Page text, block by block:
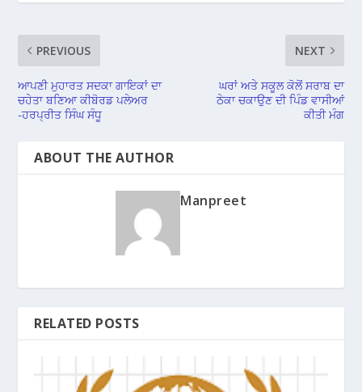
PREVIOUS
ਆਪਣੀ ਮੁਹਾਰਤ ਸਦਕਾ ਗਾਇਕਾਂ ਦਾ
ਚਹੇਤਾ ਬਣਿਆ ਕੀਬੋਰਡ ਪਲੇਅਰ
-ਹਰਪ੍ਰੀਤ ਸਿੰਘ ਸੰਧੂ
NEXT
ਘਰਾਂ ਅਤੇ ਸਕੂਲ ਕੋਲੋਂ ਸਰਾਬ ਦਾ
ਠੇਕਾ ਚਕਾਉਣ ਦੀ ਪਿੰਡ ਵਾਸੀਆਂ
ਕੀਤੀ ਮੰਗ
ABOUT THE AUTHOR
Manpreet
RELATED POSTS